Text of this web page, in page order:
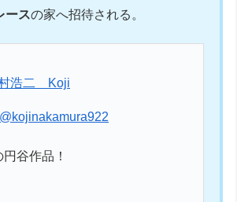
ースの家へ招待される。
浩二 Koji
@kojinakamura922
谷作品！